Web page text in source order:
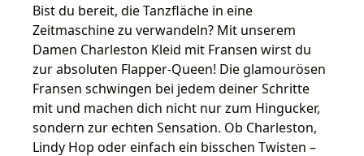
Bist du bereit, die Tanzfläche in eine
Zeitmaschine zu verwandeln? Mit unserem
Damen Charleston Kleid mit Fransen wirst du
zur absoluten Flapper-Queen! Die glamourösen
Fransen schwingen bei jedem deiner Schritte
mit und machen dich nicht nur zum Hingucker,
sondern zur echten Sensation. Ob Charleston,
Lindy Hop oder einfach ein bisschen Twisten –